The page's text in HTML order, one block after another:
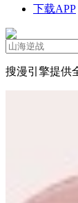
下载APP
搜漫引擎提供